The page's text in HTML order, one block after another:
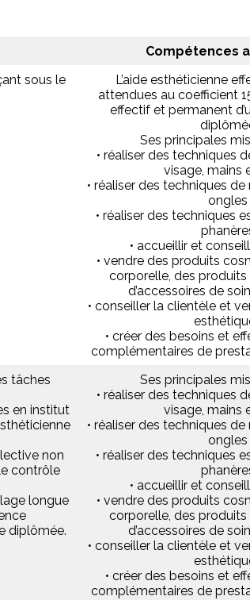
Compétences
sous le
L’aide esthéticienne
attendues au coefficient
effectif et permanent
Ses principales
• réaliser des techniques
visage, mains
• réaliser des techniques
ongles
• réaliser des techniques
• accueillir et
• vendre des produits
corporelle, des
d’accessoires de
• conseiller la clientèle et
• créer des besoins et
complémentaires de
tâches
en institut
non
contrôle
longue
diplômée.
Ses principales
• réaliser des techniques
visage, mains
• réaliser des techniques
ongles
• réaliser des techniques
• accueillir et
• vendre des produits
corporelle, des
d’accessoires de
• conseiller la clientèle et
• créer des besoins et
complémentaires de